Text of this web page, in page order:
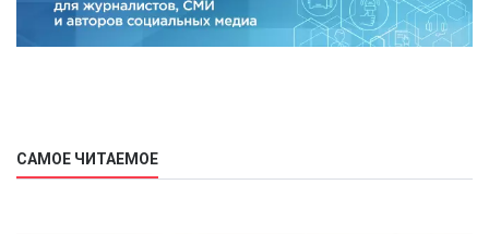
САМОЕ ЧИТАЕМОЕ